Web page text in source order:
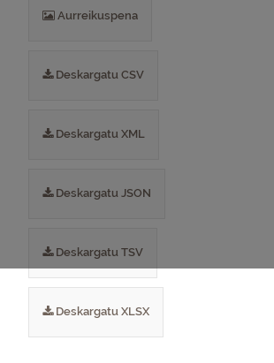
Aurreikuspena
Deskargatu CSV
Deskargatu XML
Deskargatu JSON
Deskargatu TSV
Deskargatu XLSX